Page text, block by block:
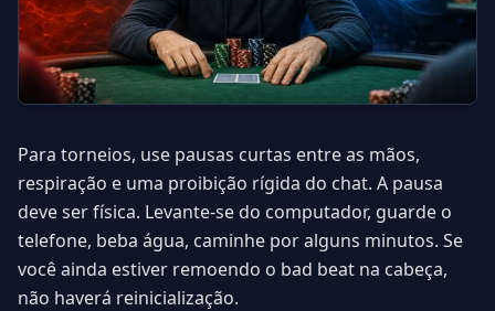
Para torneios, use pausas curtas entre as mãos,
respiração e uma proibição rígida do chat. A pausa
deve ser física. Levante-se do computador, guarde o
telefone, beba água, caminhe por alguns minutos. Se
você ainda estiver remoendo o bad beat na cabeça,
não haverá reinicialização.